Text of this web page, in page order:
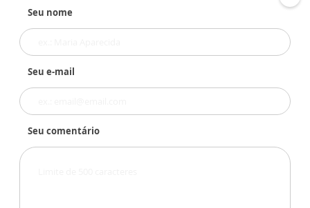
Seu nome
Seu e-mail
Seu comentário